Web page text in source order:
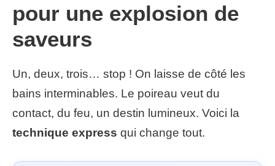
pour une explosion de
saveurs
Un, deux, trois… stop ! On laisse de côté les
bains interminables. Le poireau veut du
contact, du feu, un destin lumineux. Voici la
technique express qui change tout.